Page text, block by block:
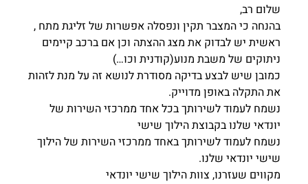
שלום רב,
בהנחה כי המצבר תקין ונפסלה אפשרות של זליגת מתח ,
ראשית יש לבדוק את מצג ההצתה וכן אם ברכב קיימים
ניתוקים של משבת מנוע(קודנית וכו…)
כמובן שיש לבצע בדיקה מסודרת לנושא זה על מנת לזהות
את התקלה באופן מדוייק.
נשמח לעמוד לשירותך בכל אחד ממרכזי השירות של
יונדאי שלנו בקבוצת הילוך שישי
נשמח לעמוד לשירותך באחד ממרכזי השירות של הילוך
שישי יונדאי שלנו.
מקווים שעזרנו, צוות הילוך שישי יונדאי